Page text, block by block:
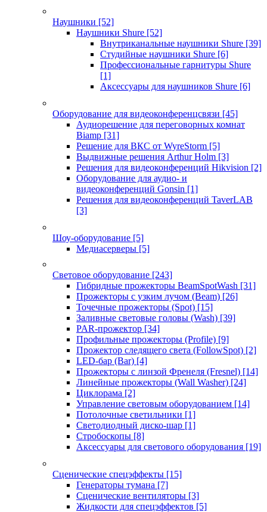
Наушники [52]
Наушники Shure [52]
Внутриканальные наушники Shure [39]
Студийные наушники Shure [6]
Профессиональные гарнитуры Shure
[1]
Аксессуары для наушников Shure [6]
Оборудование для видеоконференцсвязи [45]
Аудиорешение для переговорных комнат
Biamp [31]
Решение для ВКС от WyreStorm [5]
Выдвижные решения Arthur Holm [3]
Решения для видеоконференций Hikvision [2]
Оборудование для аудио- и
видеоконференций Gonsin [1]
Решения для видеоконференций TaverLAB
[3]
Шоу-оборудование [5]
Медиасерверы [5]
Световое оборудование [243]
Гибридные прожекторы BeamSpotWash [31]
Прожекторы с узким лучом (Beam) [26]
Точечные прожекторы (Spot) [15]
Заливные световые головы (Wash) [39]
PAR-прожектор [34]
Профильные прожекторы (Profile) [9]
Прожектор следящего света (FollowSpot) [2]
LED-бар (Bar) [4]
Прожекторы с линзой Френеля (Fresnel) [14]
Линейные прожекторы (Wall Washer) [24]
Циклорама [2]
Управление световым оборудованием [14]
Потолочные светильники [1]
Светодиодный диско-шар [1]
Стробоскопы [8]
Аксессуары для светового оборудования [19]
Сценические спецэффекты [15]
Генераторы тумана [7]
Сценические вентиляторы [3]
Жидкости для спецэффектов [5]